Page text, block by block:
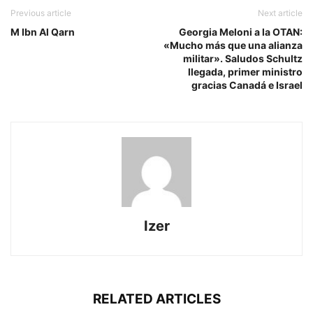
Previous article
M Ibn Al Qarn
Next article
Georgia Meloni a la OTAN:
«Mucho más que una alianza
militar». Saludos Schultz
llegada, primer ministro
gracias Canadá e Israel
Izer
RELATED ARTICLES